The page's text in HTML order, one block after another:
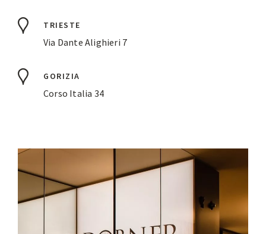
TRIESTE
Via Dante Alighieri 7
GORIZIA
Corso Italia 34